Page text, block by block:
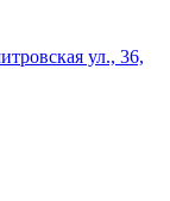
ул., 36,